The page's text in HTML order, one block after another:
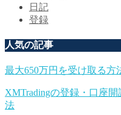
日記
登録
人気の記事
最大650万円を受け取る方
XMTradingの登録・口座
法